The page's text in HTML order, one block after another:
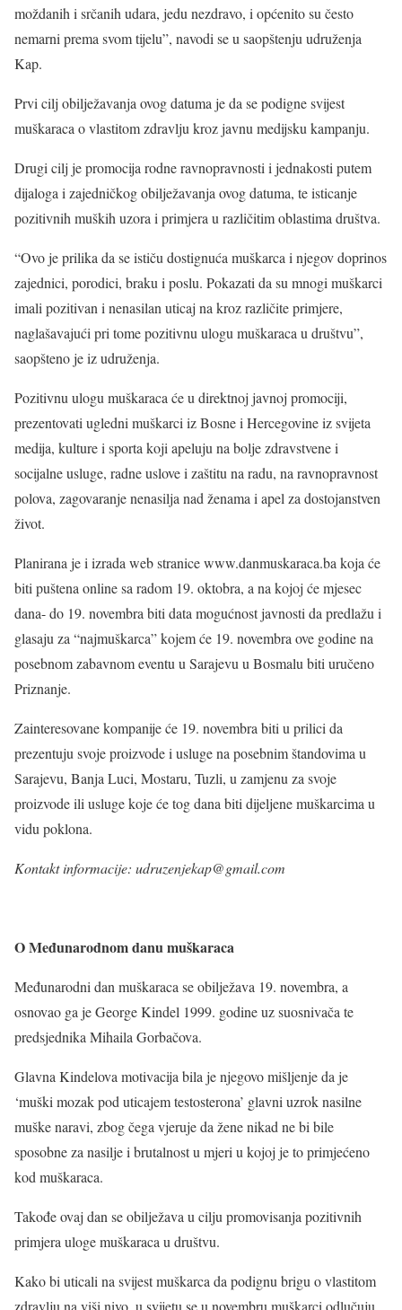
moždanih i srčanih udara, jedu nezdravo, i općenito su često
nemarni prema svom tijelu”, navodi se u saopštenju udruženja
Kap.
Prvi cilj obilježavanja ovog datuma je da se podigne svijest
muškaraca o vlastitom zdravlju kroz javnu medijsku kampanju.
Drugi cilj je promocija rodne ravnopravnosti i jednakosti putem
dijaloga i zajedničkog obilježavanja ovog datuma, te isticanje
pozitivnih muških uzora i primjera u različitim oblastima društva.
“Ovo je prilika da se ističu dostignuća muškarca i njegov doprinos
zajednici, porodici, braku i poslu. Pokazati da su mnogi muškarci
imali pozitivan i nenasilan uticaj na kroz različite primjere,
naglašavajući pri tome pozitivnu ulogu muškaraca u društvu”,
saopšteno je iz udruženja.
Pozitivnu ulogu muškaraca će u direktnoj javnoj promociji,
prezentovati ugledni muškarci iz Bosne i Hercegovine iz svijeta
medija, kulture i sporta koji apeluju na bolje zdravstvene i
socijalne usluge, radne uslove i zaštitu na radu, na ravnopravnost
polova, zagovaranje nenasilja nad ženama i apel za dostojanstven
život.
Planirana je i izrada web stranice www.danmuskaraca.ba koja će
biti puštena online sa radom 19. oktobra, a na kojoj će mjesec
dana- do 19. novembra biti data mogućnost javnosti da predlažu i
glasaju za “najmuškarca” kojem će 19. novembra ove godine na
posebnom zabavnom eventu u Sarajevu u Bosmalu biti uručeno
Priznanje.
Zainteresovane kompanije će 19. novembra biti u prilici da
prezentuju svoje proizvode i usluge na posebnim štandovima u
Sarajevu, Banja Luci, Mostaru, Tuzli, u zamjenu za svoje
proizvode ili usluge koje će tog dana biti dijeljene muškarcima u
vidu poklona.
Kontakt informacije: udruzenjekap@gmail.com
O Međunarodnom danu muškaraca
Međunarodni dan muškaraca se obilježava 19. novembra, a
osnovao ga je George Kindel 1999. godine uz suosnivača te
predsjednika Mihaila Gorbačova.
Glavna Kindelova motivacija bila je njegovo mišljenje da je
‘muški mozak pod uticajem testosterona’ glavni uzrok nasilne
muške naravi, zbog čega vjeruje da žene nikad ne bi bile
sposobne za nasilje i brutalnost u mjeri u kojoj je to primjećeno
kod muškaraca.
Takođe ovaj dan se obilježava u cilju promovisanja pozitivnih
primjera uloge muškaraca u društvu.
Kako bi uticali na svijest muškarca da podignu brigu o vlastitom
zdravlju na viši nivo, u svijetu se u novembru muškarci odlučuju